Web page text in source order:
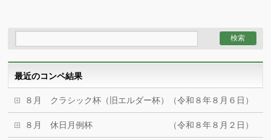
最近のコンペ結果
８月 クラシック杯（旧エルダー杯）（令和８年８月６日）
８月 休日月例杯 （令和８年８月２日）